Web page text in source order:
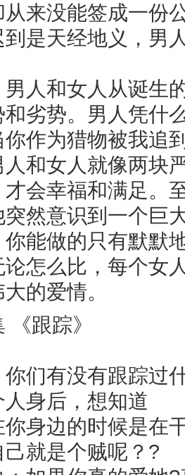
从来没能签成一份
到是天经地义，男
男人和女人从诞生
和劣势。男人凭什
你作为猎物被我追
人和女人就像两块
才会幸福和满足。
突然意识到一个巨
你能做的只有默默
论怎么比，每个女
的爱情。
《跟踪》
你们有没有跟踪过
身后，想知道
你身边的时候是在
己就是个贼呢？?